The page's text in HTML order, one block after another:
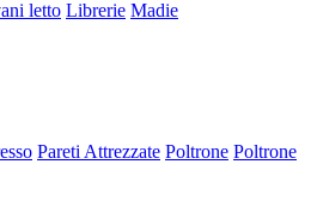
letto Librerie Madie
Pareti Attrezzate Poltrone Poltrone